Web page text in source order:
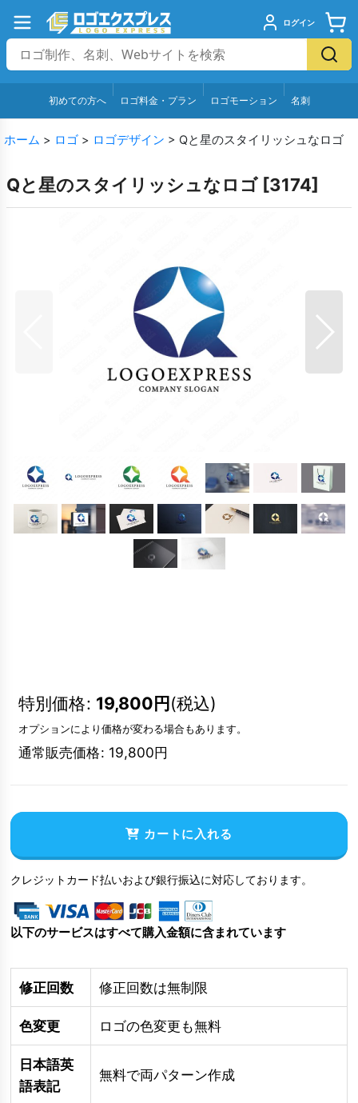
ログイン
初めての方へ ロゴ料金・プラン ロゴモーション 名刺
ホーム > ロゴ > ロゴデザイン > Qと星のスタイリッシュなロゴ
Qと星のスタイリッシュなロゴ [3174]
特別価格: 19,800円(税込)
オプションにより価格が変わる場合もあります。
通常販売価格: 19,800円
カートに入れる
クレジットカード払いおよび銀行振込に対応しております。
以下のサービスはすべて購入金額に含まれています
修正回数 修正回数は無制限
色変更 ロゴの色変更も無料
日本語英
語表記
無料で両パターン作成